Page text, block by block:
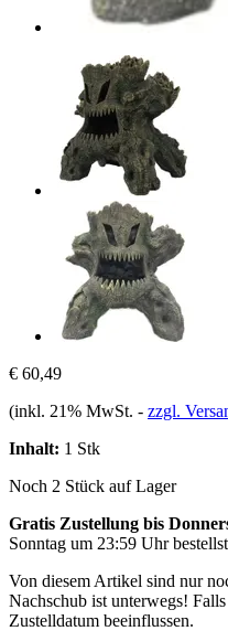
€ 60,49
(inkl. 21% MwSt. - zzgl.
Inhalt: 1 Stk
Noch 2 Stück auf Lager
Gratis Zustellung bis
Sonntag um 23:59 Uhr
Von diesem Artikel sind nur
Nachschub ist unterwegs!
Zustelldatum beeinflussen.